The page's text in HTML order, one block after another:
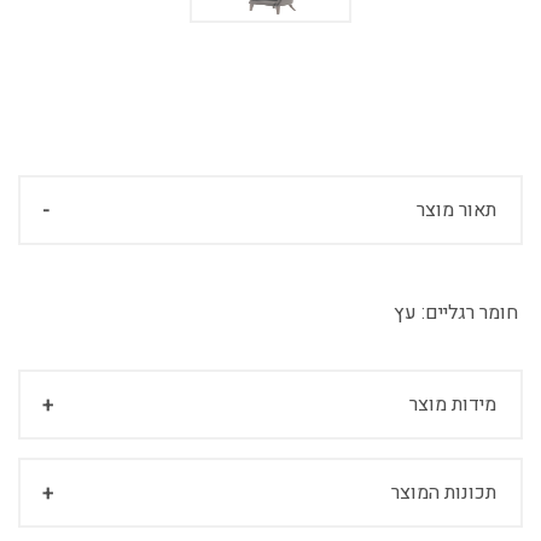
תאור מוצר
חומר רגליים: עץ
מידות מוצר
תכונות המוצר